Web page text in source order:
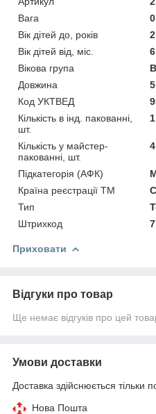
Вага
Вік дітей до, років
2
Вік дітей від, міс.
6
Вікова група
Довжина
5
Код УКТВЕД
Кількість в інд. пакованні,
шт.
1
Кількість у майстер-
пакованні, шт.
4
Підкатегорія (АФК)
Країна реєстрації ТМ
Тип
Штрихкод
Приховати
Відгуки про товар
Ще немає відгуків про цей
Умови доставки
Доставка здійснюється тільки
Нова Пошта